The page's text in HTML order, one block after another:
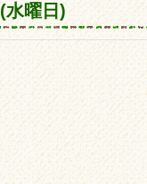
(水曜日 )